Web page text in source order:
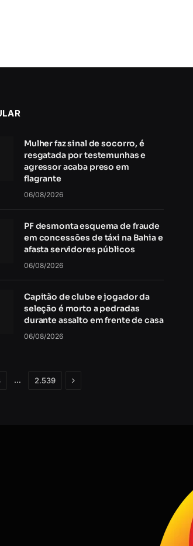
Mulher faz sinal de socorro, é
resgatada por testemunhas e
agressor acaba preso em
flagrante
06/08/2026
PF desmonta esquema de fraude
em concessões de táxi na Bahia e
afasta servidores públicos
06/08/2026
Capitão de clube e jogador da
seleção é morto a pedradas
durante assalto em frente de casa
06/08/2026
… 2.539 Próximo